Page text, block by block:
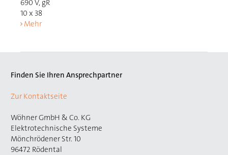
690 V, gR
10 x 38
Mehr
Finden Sie Ihren Ansprechpartner
Zur Kontaktseite
Wöhner GmbH & Co. KG
Elektrotechnische Systeme
Mönchrödener Str. 10
96472 Rödental